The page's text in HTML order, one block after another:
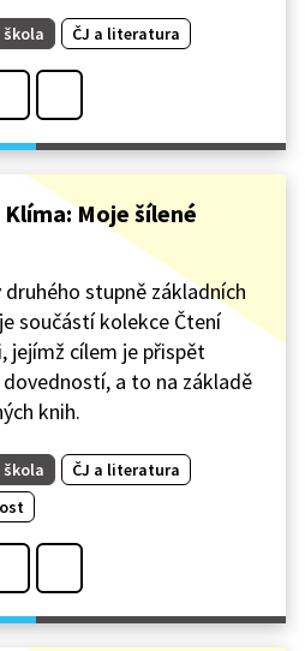
ČJ a literatura
Moje šílené
stupně základních
součástí kolekce Čtení
jejímž cílem je přispět
a to na základě
knih.
ČJ a literatura